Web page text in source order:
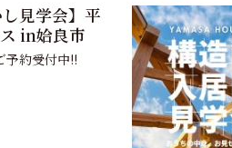
し見学会】平
in姶良市
約受付中!!